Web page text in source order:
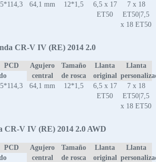
5*114,3 64,1 mm 12*1,5
6,5 x 17
ET50
7 x 18
ET50|7,5
x 18 ET50
CR-V IV (RE) 2014 2.0
PCD
Agujero
central
Tamaño
de rosca
Llanta
original
Llanta
5*114,3 64,1 mm 12*1,5
6,5 x 17
ET50
7 x 18
ET50|7,5
x 18 ET50
CR-V IV (RE) 2014 2.0 AWD
PCD
Agujero
central
Tamaño
de rosca
Llanta
original
Llanta